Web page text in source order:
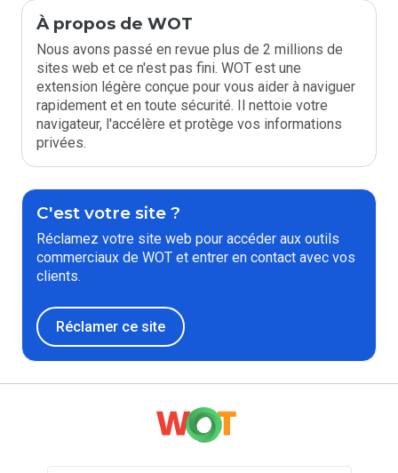
À propos de WOT
Nous avons passé en revue plus de 2 millions de
sites web et ce n'est pas fini. WOT est une
extension légère conçue pour vous aider à naviguer
rapidement et en toute sécurité. Il nettoie votre
navigateur, l'accélère et protège vos informations
privées.
C'est votre site ?
Réclamez votre site web pour accéder aux outils
commerciaux de WOT et entrer en contact avec vos
clients.
Réclamer ce site